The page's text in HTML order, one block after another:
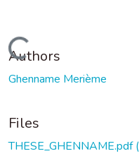
Loading...
Authors
Ghenname Merième
Files
THESE_GHENNAME.pdf